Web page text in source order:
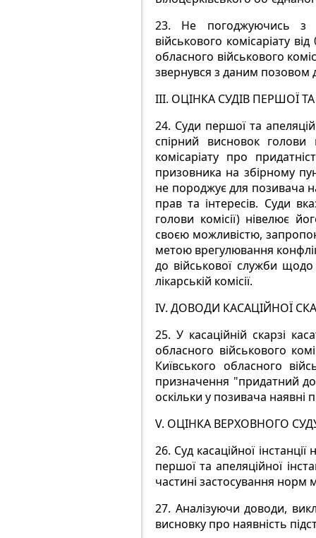
23. Не погоджуючись з
військового комісаріату
обласного військового
звернувся з даним позовом
ІIІ. ОЦІНКА СУДІВ ПЕРШОЇ
24. Суди першої та
спірний висновок голови
комісаріату про
призовника на збірному
не породжує для позивача
прав та інтересів. Суди
голови комісії) нівелює
своєю можливістю,
метою врегулювання
до військової служби
лікарській комісії.
IV. ДОВОДИ КАСАЦІЙНОЇ
25. У касаційній скарзі
обласного військового
Київського обласного
призначення "придатний
оскільки у позивача наявні
V. ОЦІНКА ВЕРХОВНОГО
26. Суд касаційної
першої та апеляційної
частині застосування норм
27. Аналізуючи доводи,
висновку про наявність